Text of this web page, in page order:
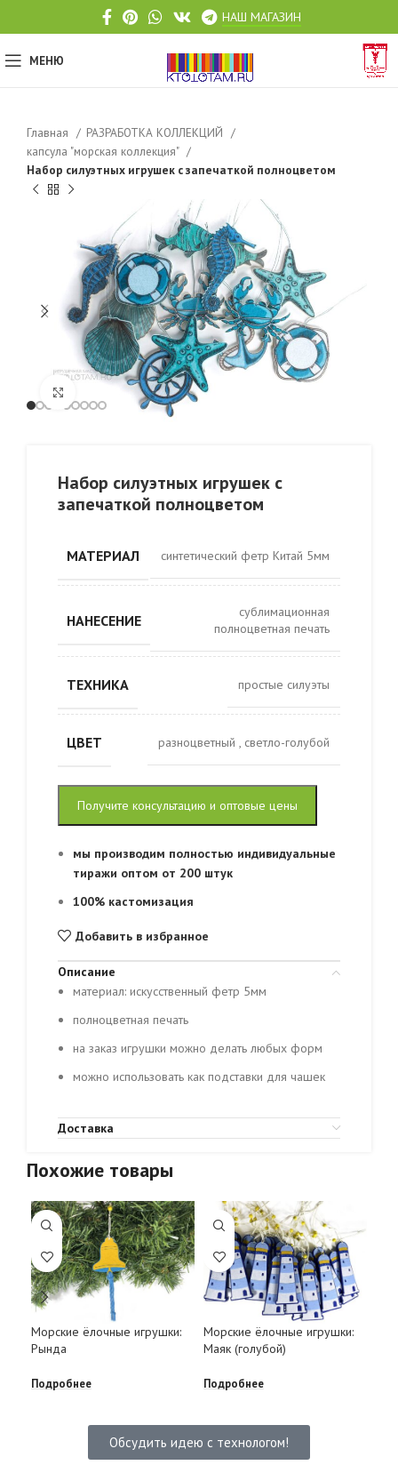
НАШ МАГАЗИН
МЕНЮ
Главная
РАЗРАБОТКА КОЛЛЕКЦИЙ
капсула "морская коллекция"
Набор силуэтных игрушек с запечаткой полноцветом
Click to enlarge
Набор силуэтных игрушек с
запечаткой полноцветом
МАТЕРИАЛ синтетический фетр Китай 5мм
НАНЕСЕНИЕ
сублимационная
полноцветная печать
ТЕХНИКА простые силуэты
ЦВЕТ разноцветный , светло-голубой
Получите консультацию и оптовые цены
мы производим полностью индивидуальные
тиражи оптом от 200 штук
100% кастомизация
Добавить в избранное
Описание
материал: искусственный фетр 5мм
полноцветная печать
на заказ игрушки можно делать любых форм
можно использовать как подставки для чашек
Доставка
Похожие товары
Морские ёлочные игрушки:
Рында
Подробнее
Морские ёлочные игрушки:
Маяк (голубой)
Подробнее
Обсудить идею с технологом!